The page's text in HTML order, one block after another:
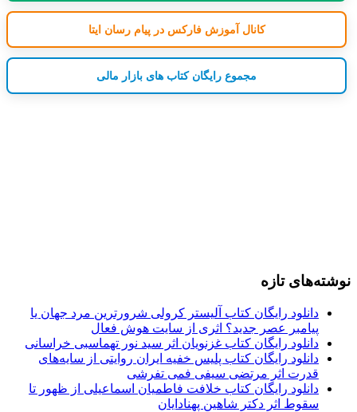
کانال آموزش فارکس در پیام رسان ایتا
مجموع رایگان کتاب های بازار مالی
نوشته‌های تازه
دانلود رایگان کتاب آلیستر کرولی شرورترین مرد جهان یا
پیامبر عصر جدید؟ اثری از سایت هوش فعال
دانلود رایگان کتاب غزنویان اثر سید نور تهماسبی خراسانی
دانلود رایگان کتاب پلیس خفیه ایران روایتی از سایه‌های
قدرت اثر مرتضی سیفی فمی تفرشی
دانلود رایگان کتاب خلافت فاطمیان اسماعیلی از ظهور تا
سقوط اثر دکتر شاهین پهنادایان